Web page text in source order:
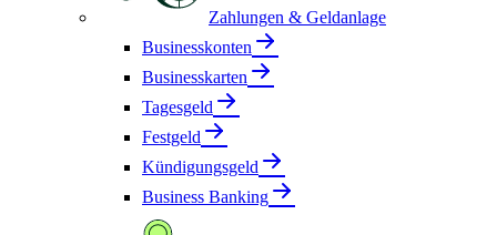
Zahlungen & Geldanlage
Businesskonten
Businesskarten
Tagesgeld
Festgeld
Kündigungsgeld
Business Banking